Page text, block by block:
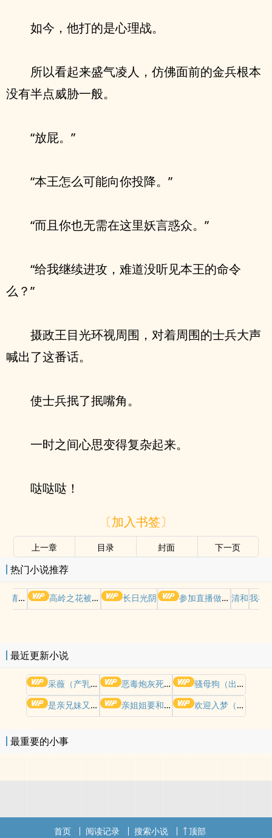
如今，他打的是心理战。
所以看起来盛气凌人，仿佛面前的金兵根本
没有半点威胁一般。
“放屁。”
“本王怎么可能向你投降。”
“而且你也无需在这里妖言惑众。”
“给我继续进攻，难道没听见本王的命令
么？”
摄政王目光环视周围，对着周围的士兵大声
喊出了这番话。
使士兵抿了抿嘴角。
一时之间心思变得复杂起来。
哒哒哒！
〔加入书签〕
上一章 目录 封面 下一页
热门小说推荐
摆好 高岭之花被权贵轮了后 长日光阴 参加直播做爱综艺后我火了(NPH) 清和我在
最近更新小说
采薇（产乳 NPH） 恶毒炮灰死遁成白月光了（强制H）
骚母狗（出轨 偷情 NPH）
是亲兄妹又怎样（真骨科）
亲姐姐要和我换老公睡(换夫出轨/姐夫妹夫) 欢迎入梦（人外/NP）
最重要的小事
首页 阅读记录 搜索小说 顶部